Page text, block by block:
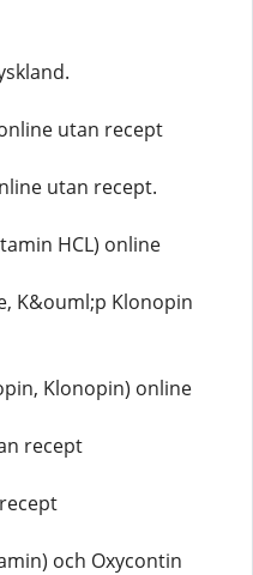
utan recept
utan recept.
HCL) online
K&ouml;p Klonopin
Klonopin) online
recept
och Oxycontin